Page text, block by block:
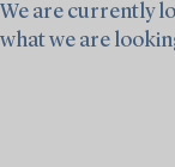
We are currently
what we are